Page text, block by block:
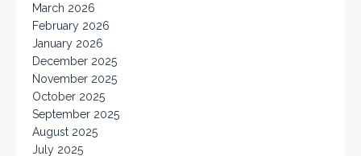
March 2026
February 2026
January 2026
December 2025
November 2025
October 2025
September 2025
August 2025
July 2025